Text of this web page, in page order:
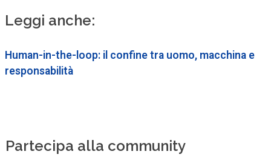
Leggi anche:
Human-in-the-loop: il confine tra uomo, macchina e
responsabilità
Partecipa alla community